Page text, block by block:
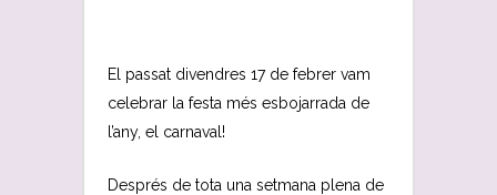
El passat divendres 17 de febrer vam
celebrar la festa més esbojarrada de
l’any, el carnaval!
Després de tota una setmana plena de